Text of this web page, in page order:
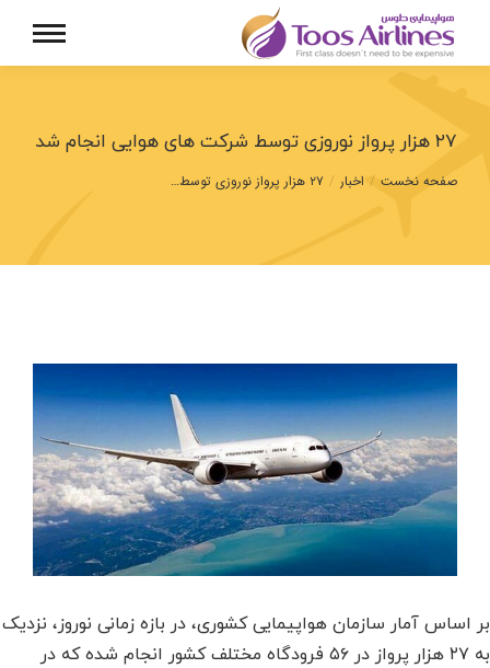
۲۷ هزار پرواز نوروزی توسط شرکت‌ های هوایی انجام شد
مکان شما:
صفحه نخست اخبار ۲۷ هزار پرواز نوروزی توسط…
بر اساس آمار سازمان هواپیمایی کشوری، در بازه زمانی نوروز، نزدیک
به ۲۷ هزار پرواز در ۵۶ فرودگاه مختلف کشور انجام شده که در